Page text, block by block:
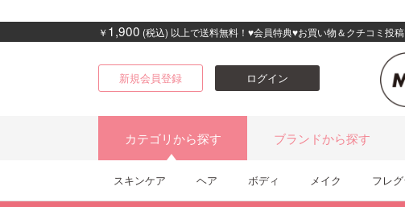
￥ 1,900 (税込) 以上で送料無料！♥会員特典♥お買い物＆クチコミ投
新規会員登録 ログイン
カテゴリから探す ブランドから探す
スキンケア ヘア ボディ メイク フレ